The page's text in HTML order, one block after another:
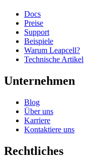
Docs
Preise
Support
Beispiele
Warum Leapcell?
Technische Artikel
Unternehmen
Blog
Über uns
Karriere
Kontaktiere uns
Rechtliches